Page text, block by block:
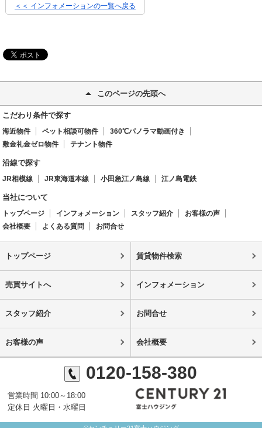
＜＜ インフォメーションの一覧へ戻る
このページの先頭へ
こだわり条件で探す
海近物件 ペット相談可物件
360℃パノラマ動画付き
敷金礼金ゼロ物件
テナント物件
沿線で探す
JR相模線 JR東海道本線 小田急江ノ島線 江ノ島電鉄
当社について
トップページ インフォメーション スタッフ紹介
お客様の声
会社概要
よくある質問 お問合せ
トップページ 賃貸物件検索
売買サイトへ インフォメーション
スタッフ紹介 お問合せ
お客様の声 会社概要
0120-158-380
営業時間 10:00～18:00
定休日 火曜日・水曜日